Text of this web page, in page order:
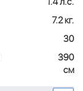
7.2 кг.
30
390
см